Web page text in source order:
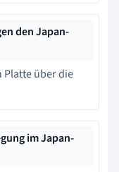
den Japan-
Platte über die
im Japan-